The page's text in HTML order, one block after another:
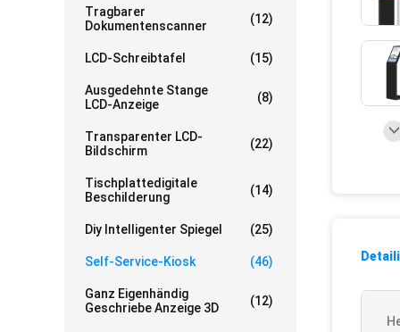
Tragbarer
Dokumentenscanner
(12)
LCD-Schreibtafel (15)
Ausgedehnte Stange
LCD-Anzeige
(8)
Transparenter LCD-
Bildschirm
(22)
Tischplattedigitale
Beschilderung
(14)
Diy Intelligenter Spiegel (25)
Self-Service-Kiosk (46)
Ganz Eigenhändig
Geschriebe Anzeige 3D
(12)